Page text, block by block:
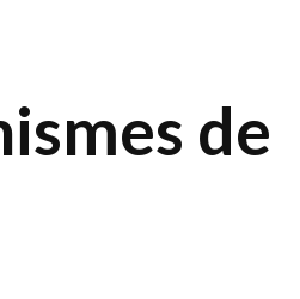
de